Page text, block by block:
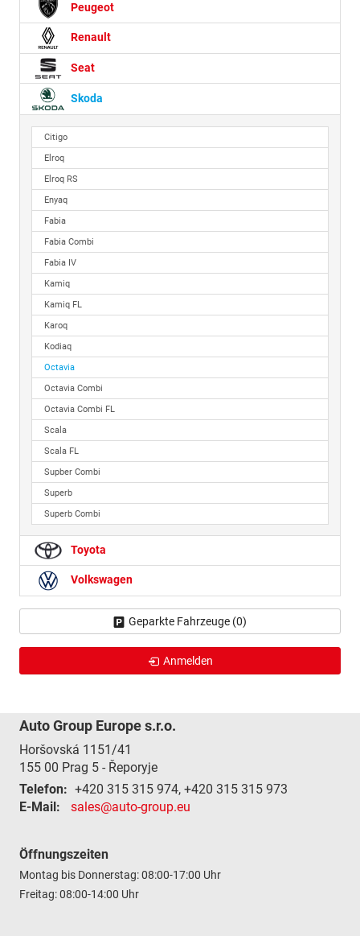
Peugeot
Renault
Seat
Skoda
Citigo
Elroq
Elroq RS
Enyaq
Fabia
Fabia Combi
Fabia IV
Kamiq
Kamiq FL
Karoq
Kodiaq
Octavia
Octavia Combi
Octavia Combi FL
Scala
Scala FL
Supber Combi
Superb
Superb Combi
Toyota
Volkswagen
Geparkte Fahrzeuge (0)
Anmelden
Auto Group Europe s.r.o.
Horšovská 1151/41
155 00 Prag 5 - Řeporyje
Telefon: +420 315 315 974, +420 315 315 973
E-Mail:
sales@auto-group.eu
Öffnungszeiten
Montag bis Donnerstag: 08:00-17:00 Uhr
Freitag: 08:00-14:00 Uhr